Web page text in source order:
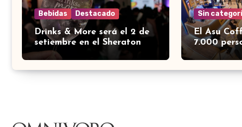
Bebidas Destacado
Drinks & More será el 2 de
setiembre en el Sheraton
Sin
El Asu
7.000